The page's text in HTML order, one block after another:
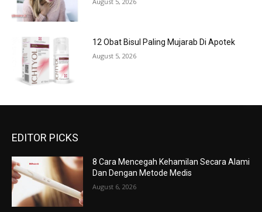
12 Obat Bisul Paling Mujarab Di Apotek
August 5, 2026
EDITOR PICKS
8 Cara Mencegah Kehamilan Secara Alami
Dan Dengan Metode Medis
August 6, 2026